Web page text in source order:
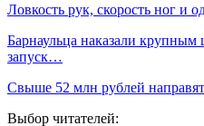
Ловкость рук, скорость ног и
Барнаульца наказали
запуск…
Свыше 52 млн рублей
Выбор читателей: